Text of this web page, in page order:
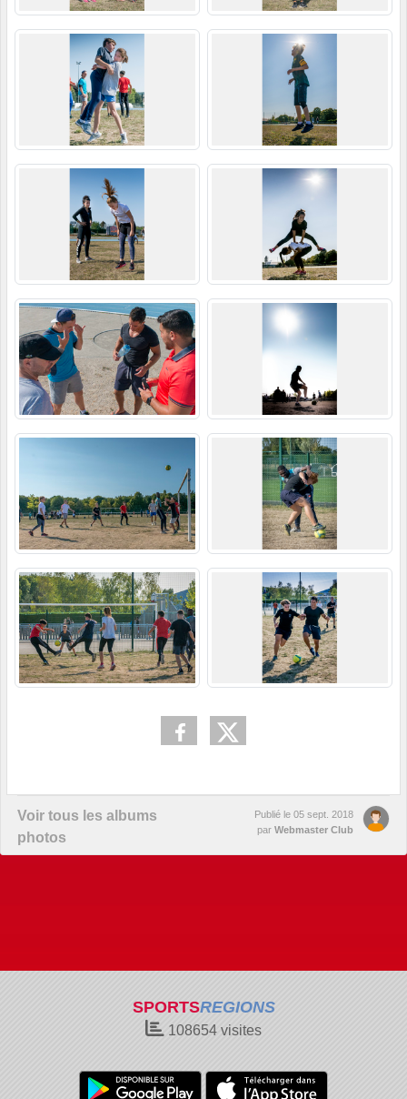
Voir tous les albums
photos
Publié le 05 sept. 2018
par Webmaster Club
SPORTSREGIONS
108654 visites